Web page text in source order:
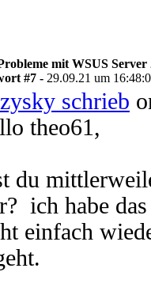
mit WSUS Server
#7 - 29.09.21 um
schrieb
theo61,
du
ich habe
einfach